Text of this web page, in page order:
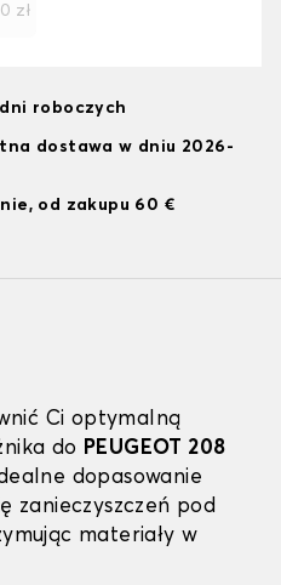
zł
roboczych
dostawa w dniu 2026-
od zakupu 60 €
Ci optymalną
do PEUGEOT 208
dopasowanie
zanieczyszczeń pod
materiały w